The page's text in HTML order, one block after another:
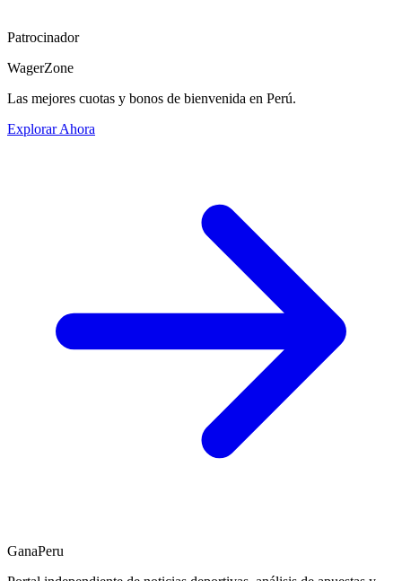
Patrocinador
WagerZone
Las mejores cuotas y bonos de bienvenida en Perú.
Explorar Ahora
GanaPeru